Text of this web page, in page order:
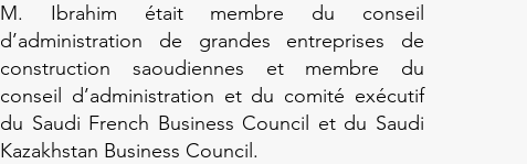
M. Ibrahim était membre du conseil
d’administration de grandes entreprises de
construction saoudiennes et membre du
conseil d’administration et du comité exécutif
du Saudi French Business Council et du Saudi
Kazakhstan Business Council.